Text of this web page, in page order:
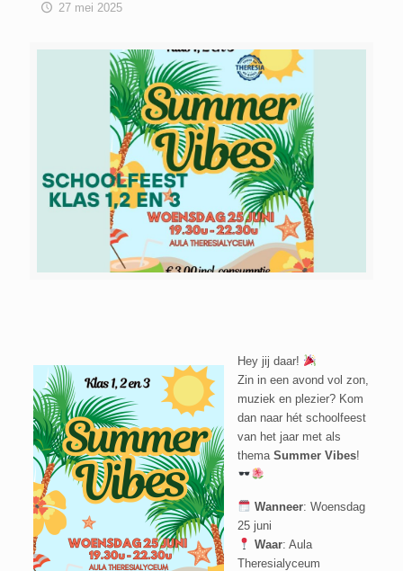
27 mei 2025
Hey jij daar!
Zin in een avond vol zon,
muziek en plezier? Kom
dan naar hét schoolfeest
van het jaar met als
thema Summer Vibes!
Wanneer: Woensdag
25 juni
Waar: Aula
Theresialyceum